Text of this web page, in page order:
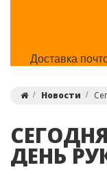
Доставка
Новости
ДЕНЬ